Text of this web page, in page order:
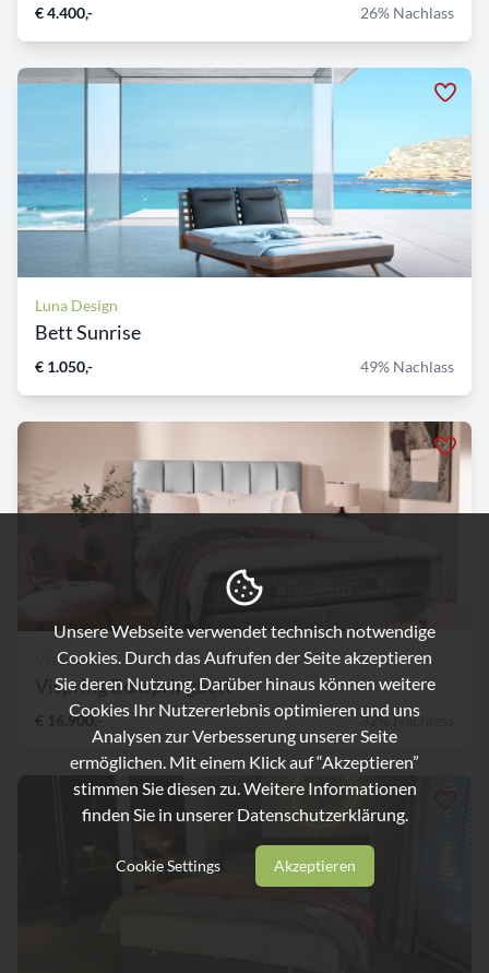
€ 4.400,- 26% Nachlass
Luna Design
Bett Sunrise
€ 1.050,- 49% Nachlass
Vispring
Vispring Boxspringbett
€ 16.900,- 32% Nachlass
Unsere Webseite verwendet technisch notwendige
Cookies. Durch das Aufrufen der Seite akzeptieren
Sie deren Nutzung. Darüber hinaus können weitere
Cookies Ihr Nutzererlebnis optimieren und uns
Analysen zur Verbesserung unserer Seite
ermöglichen. Mit einem Klick auf “Akzeptieren”
stimmen Sie diesen zu. Weitere Informationen
finden Sie in unserer Datenschutzerklärung.
Cookie Settings Akzeptieren